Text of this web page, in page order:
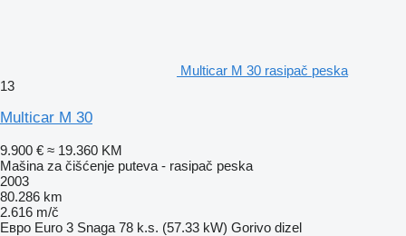
Multicar M 30 rasipač peska
13
Multicar M 30
9.900 € ≈ 19.360 KM
Mašina za čišćenje puteva - rasipač peska
2003
80.286 km
2.616 m/č
Евро Euro 3 Snaga 78 k.s. (57.33 kW) Gorivo dizel